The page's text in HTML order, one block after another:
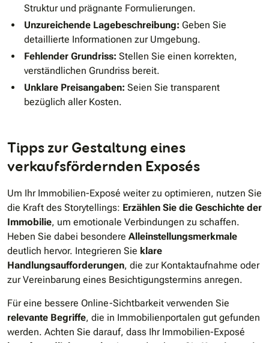
Struktur und prägnante Formulierungen.
Unzureichende Lagebeschreibung: Geben Sie
detaillierte Informationen zur Umgebung.
Fehlender Grundriss: Stellen Sie einen korrekten,
verständlichen Grundriss bereit.
Unklare Preisangaben: Seien Sie transparent
bezüglich aller Kosten.
Tipps zur Gestaltung eines
verkaufsfördernden Exposés
Um Ihr Immobilien-Exposé weiter zu optimieren, nutzen Sie
die Kraft des Storytellings: Erzählen Sie die Geschichte der
Immobilie, um emotionale Verbindungen zu schaffen.
Heben Sie dabei besondere Alleinstellungsmerkmale
deutlich hervor. Integrieren Sie klare
Handlungsaufforderungen, die zur Kontaktaufnahme oder
zur Vereinbarung eines Besichtigungstermins anregen.
Für eine bessere Online-Sichtbarkeit verwenden Sie
relevante Begriffe, die in Immobilienportalen gut gefunden
werden. Achten Sie darauf, dass Ihr Immobilien-Exposé